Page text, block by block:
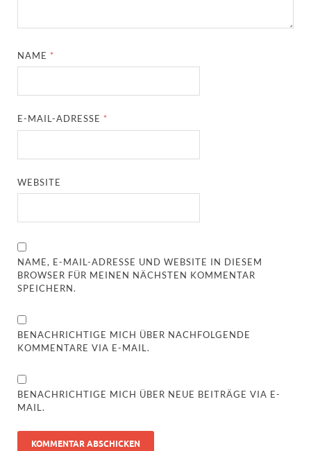
NAME *
E-MAIL-ADRESSE *
WEBSITE
NAME, E-MAIL-ADRESSE UND WEBSITE IN DIESEM
BROWSER FÜR MEINEN NÄCHSTEN KOMMENTAR
SPEICHERN.
BENACHRICHTIGE MICH ÜBER NACHFOLGENDE
KOMMENTARE VIA E-MAIL.
BENACHRICHTIGE MICH ÜBER NEUE BEITRÄGE VIA E-
MAIL.